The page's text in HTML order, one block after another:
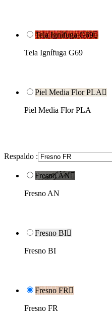
Tela Ignífuga G69
Tela Ignífuga G69
Piel Media Flor PLA 
Piel Media Flor PLA
Respaldo :
Fresno AN
Fresno AN
Fresno BI
Fresno BI
Fresno FR 
Fresno FR